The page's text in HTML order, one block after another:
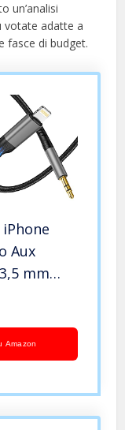
un’analisi
votate adatte a
fasce di budget.
Aux
mm
Amazon